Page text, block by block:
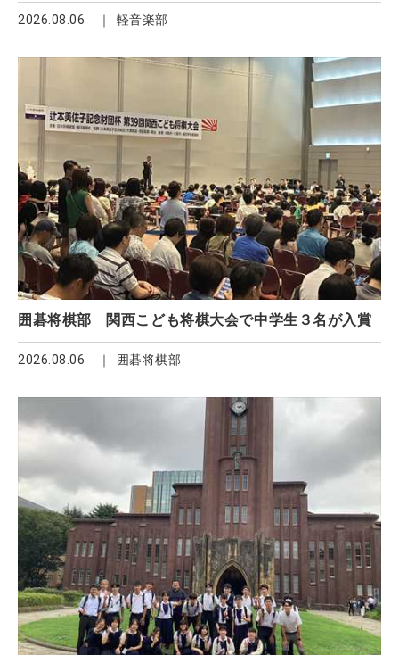
2026.08.06 軽音楽部
囲碁将棋部 関西こども将棋大会で中学生３名が入賞
2026.08.06 囲碁将棋部